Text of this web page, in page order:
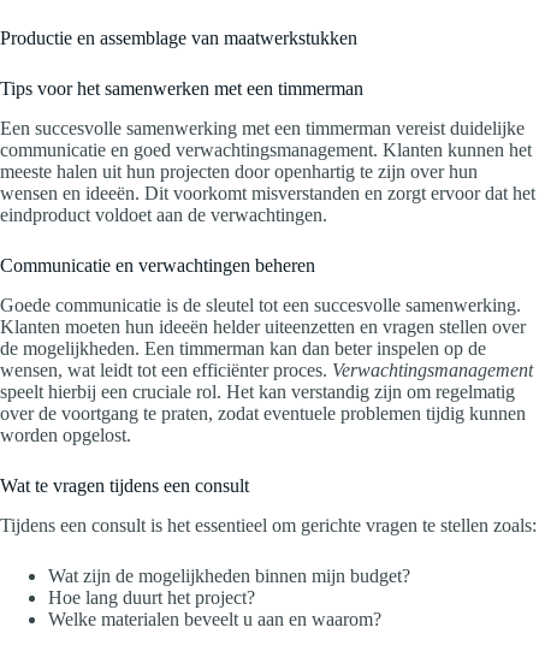
Productie en assemblage van maatwerkstukken
Tips voor het samenwerken met een timmerman
Een succesvolle samenwerking met een timmerman vereist duidelijke
communicatie en goed verwachtingsmanagement. Klanten kunnen het
meeste halen uit hun projecten door openhartig te zijn over hun
wensen en ideeën. Dit voorkomt misverstanden en zorgt ervoor dat het
eindproduct voldoet aan de verwachtingen.
Communicatie en verwachtingen beheren
Goede communicatie is de sleutel tot een succesvolle samenwerking.
Klanten moeten hun ideeën helder uiteenzetten en vragen stellen over
de mogelijkheden. Een timmerman kan dan beter inspelen op de
wensen, wat leidt tot een efficiënter proces. Verwachtingsmanagement
speelt hierbij een cruciale rol. Het kan verstandig zijn om regelmatig
over de voortgang te praten, zodat eventuele problemen tijdig kunnen
worden opgelost.
Wat te vragen tijdens een consult
Tijdens een consult is het essentieel om gerichte vragen te stellen zoals:
Wat zijn de mogelijkheden binnen mijn budget?
Hoe lang duurt het project?
Welke materialen beveelt u aan en waarom?